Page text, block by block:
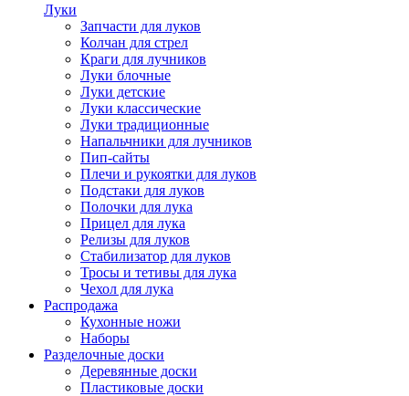
Луки
Запчасти для луков
Колчан для стрел
Краги для лучников
Луки блочные
Луки детские
Луки классические
Луки традиционные
Напальчники для лучников
Пип-сайты
Плечи и рукоятки для луков
Подстаки для луков
Полочки для лука
Прицел для лука
Релизы для луков
Стабилизатор для луков
Тросы и тетивы для лука
Чехол для лука
Распродажа
Кухонные ножи
Наборы
Разделочные доски
Деревянные доски
Пластиковые доски